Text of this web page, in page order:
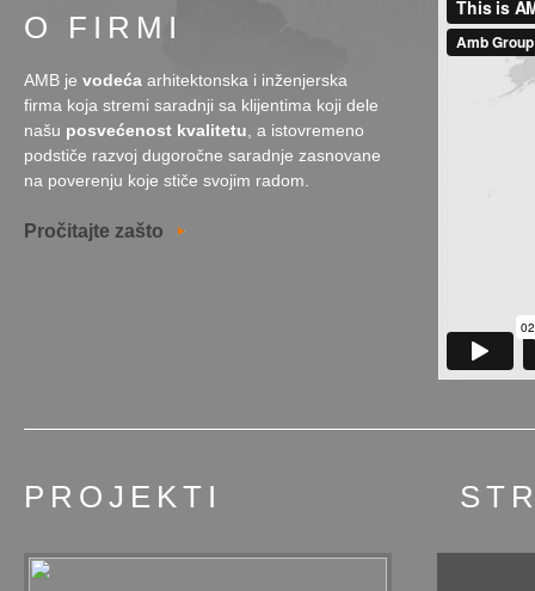
O FIRMI
AMB je vodeća arhitektonska i inženjerska
firma koja stremi saradnji sa klijentima koji dele
našu posvećenost kvalitetu , a istovremeno
podstiče razvoj dugoročne saradnje zasnovane
na poverenju koje stiče svojim radom.
Pročitajte zašto
PROJEKTI